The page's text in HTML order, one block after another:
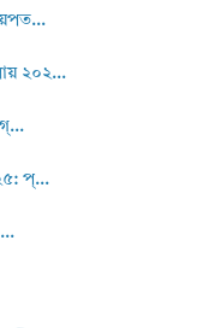
২০২...
প্...